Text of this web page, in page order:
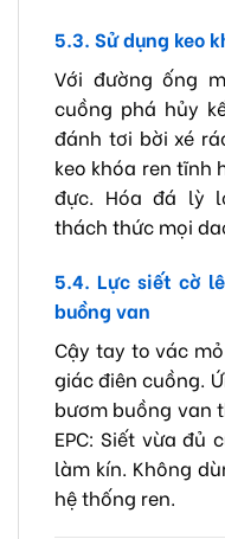
5.3. Sử dụng keo
Với đường ống
cuồng phá hủy
đánh tơi bời xé
keo khóa ren tĩnh
đực. Hóa đá lỳ
thách thức mọi
5.4. Lực siết cờ
buồng van
Cậy tay to vác
giác điên cuồng.
bươm buồng van
EPC: Siết vừa đủ
làm kín. Không
hệ thống ren.